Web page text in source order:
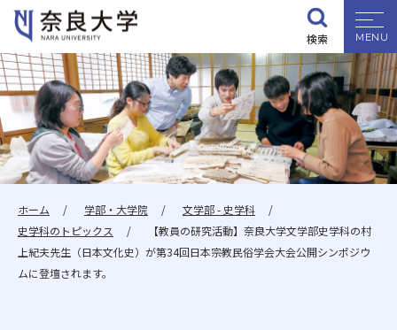
検索
大学紹介
学部・大学院
学生生活
ホーム 学部・大学院
文学部 - 史学科
史学科のトピックス
【教員の研究活動】奈良大学文学部史学科の村
上紀夫先生（日本文化史）が第34回日本宗教民俗学会大会公開シンポジウ
ムに登壇されます。